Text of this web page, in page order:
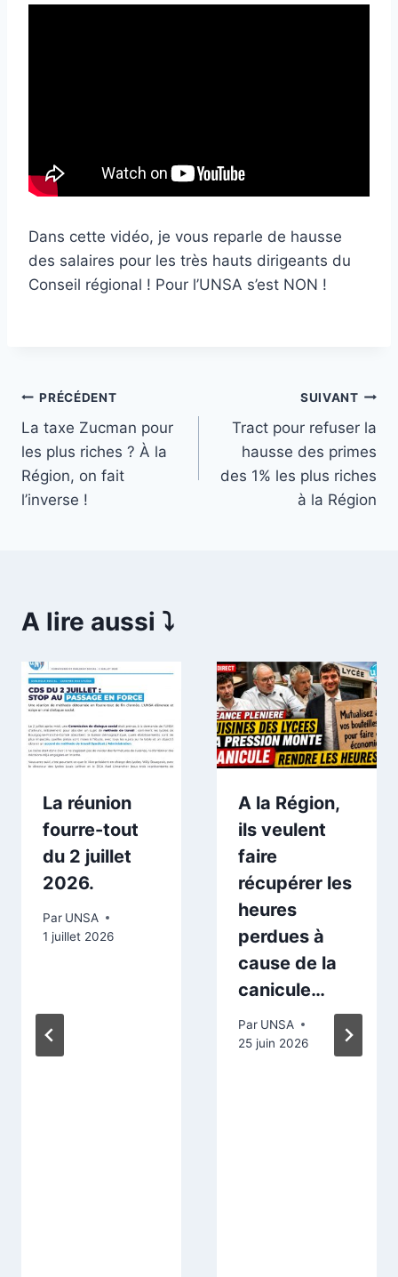
Dans cette vidéo, je vous reparle de hausse
des salaires pour les très hauts dirigeants du
Conseil régional ! Pour l’UNSA s’est NON !
Navigation
de
l’article
PRÉCÉDENT
La taxe Zucman pour
les plus riches ? À la
Région, on fait
l’inverse !
SUIVANT
Tract pour refuser la
hausse des primes
des 1% les plus riches
à la Région
A lire aussi ⤵️
La réunion
fourre-tout
du 2 juillet
2026.
Par UNSA
1 juillet 2026
A la Région,
ils veulent
faire
récupérer les
heures
perdues à
cause de la
canicule…
Par UNSA
25 juin 2026